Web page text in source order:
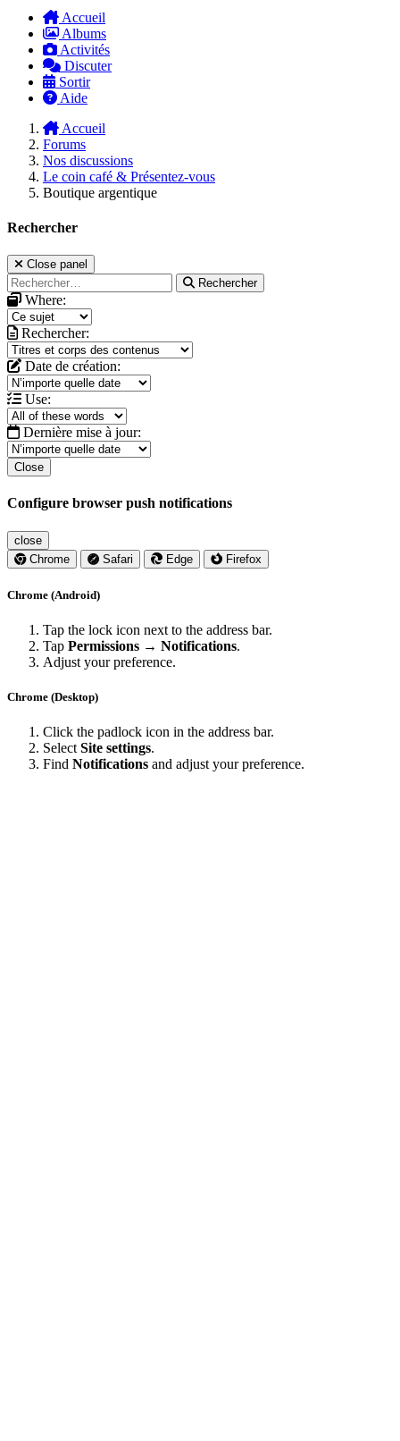
Accueil
Albums
Activités
Discuter
Sortir
Aide
Accueil
Forums
Nos discussions
Le coin café & Présentez-vous
Boutique argentique
Rechercher
Close panel
Rechercher
Where:
Rechercher:
Date de création:
Use:
Dernière mise à jour:
Close
Configure browser push notifications
close
Chrome
Safari Edge Firefox
Chrome (Android)
Tap the lock icon next to the address bar.
Tap Permissions → Notifications.
Adjust your preference.
Chrome (Desktop)
Click the padlock icon in the address bar.
Select Site settings.
Find Notifications and adjust your preference.